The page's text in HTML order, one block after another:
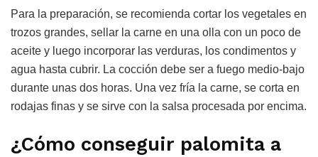
Para la preparación, se recomienda cortar los vegetales en
trozos grandes, sellar la carne en una olla con un poco de
aceite y luego incorporar las verduras, los condimentos y
agua hasta cubrir. La cocción debe ser a fuego medio-bajo
durante unas dos horas. Una vez fría la carne, se corta en
rodajas finas y se sirve con la salsa procesada por encima.
¿Cómo conseguir palomita a